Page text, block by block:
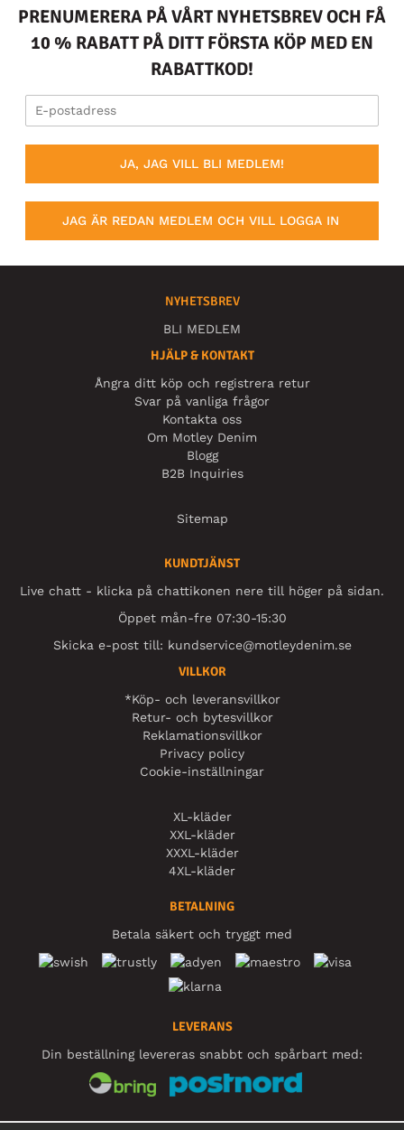
PRENUMERERA PÅ VÅRT NYHETSBREV OCH FÅ
10 % RABATT PÅ DITT FÖRSTA KÖP MED EN
RABATTKOD!
JA, JAG VILL BLI MEDLEM!
JAG ÄR REDAN MEDLEM OCH VILL LOGGA IN
NYHETSBREV
BLI MEDLEM
HJÄLP & KONTAKT
Ångra ditt köp och registrera retur
Svar på vanliga frågor
Kontakta oss
Om Motley Denim
Blogg
B2B Inquiries
Sitemap
KUNDTJÄNST
Live chatt - klicka på chattikonen nere till höger på sidan.
Öppet mån-fre 07:30-15:30
Skicka e-post till: kundservice@motleydenim.se
VILLKOR
*Köp- och leveransvillkor
Retur- och bytesvillkor
Reklamationsvillkor
Privacy policy
Cookie-inställningar
XL-kläder
XXL-kläder
XXXL-kläder
4XL-kläder
BETALNING
Betala säkert och tryggt med
LEVERANS
Din beställning levereras snabbt och spårbart med: